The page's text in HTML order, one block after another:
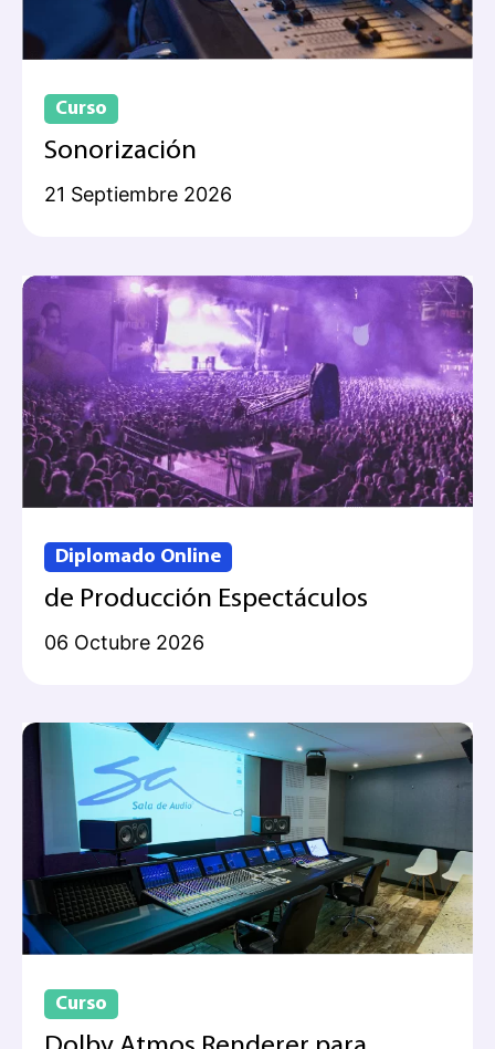
Curso
Sonorización
21 Septiembre 2026
Diplomado Online
de Producción Espectáculos
06 Octubre 2026
Curso